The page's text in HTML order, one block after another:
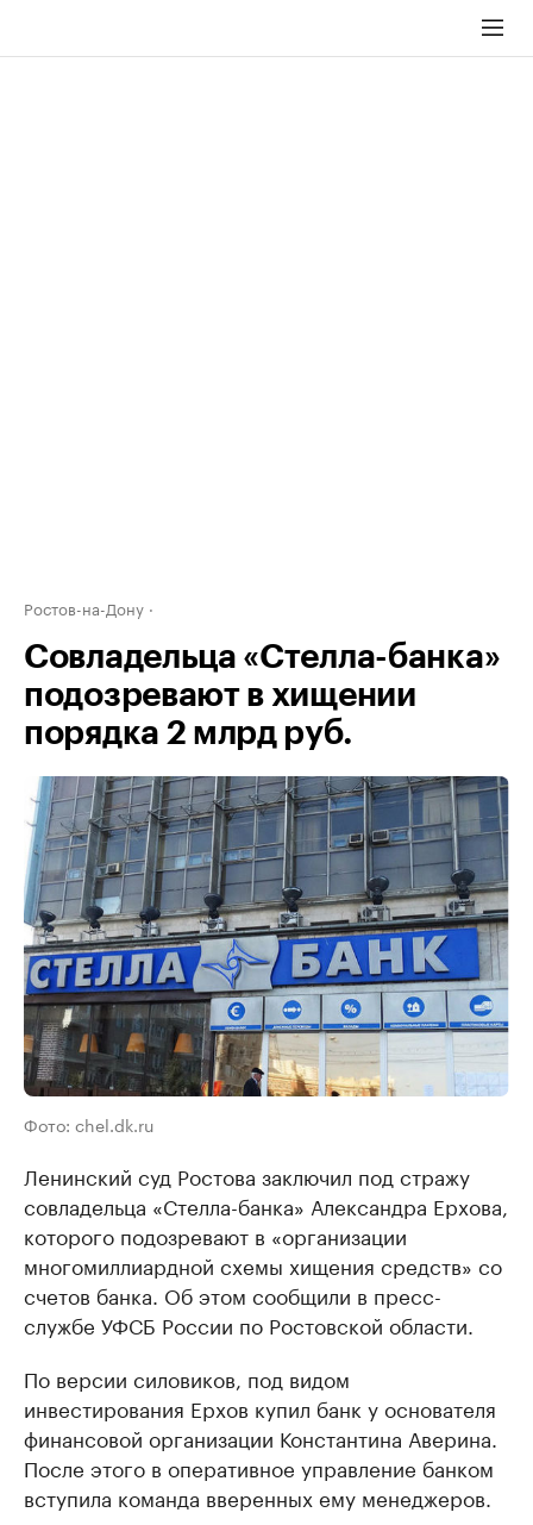
Ростов-на-Дону
Совладельца «Стелла-банка»
подозревают в хищении
порядка 2 млрд руб.
Фото: chel.dk.ru
Ленинский суд Ростова заключил под стражу
совладельца «Стелла-банка» Александра Ерхова,
которого подозревают в «организации
многомиллиардной схемы хищения средств» со
счетов банка. Об этом сообщили в пресс-
службе УФСБ России по Ростовской области.
По версии силовиков, под видом
инвестирования Ерхов купил банк у основателя
финансовой организации Константина Аверина.
После этого в оперативное управление банком
вступила команда вверенных ему менеджеров.